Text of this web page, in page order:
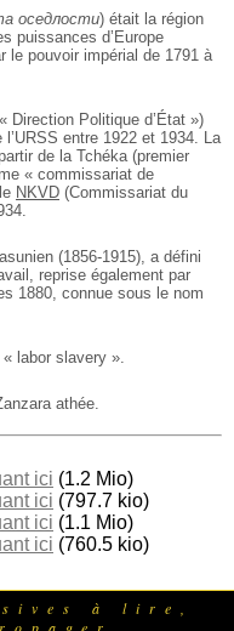
оседлости) était la région
puissances d’Europe
le pouvoir impérial de 1791 à
Direction Politique d’État »)
entre 1922 et 1934. La
de la Tchéka (premier
« commissariat de
NKVD (Commissariat du
(1856-1915), a défini
reprise également par
1880, connue sous le nom
labor slavery ».
athée.
ici (1.2 Mio)
ici (797.7 kio)
ici (1.1 Mio)
ici (760.5 kio)
à lire,